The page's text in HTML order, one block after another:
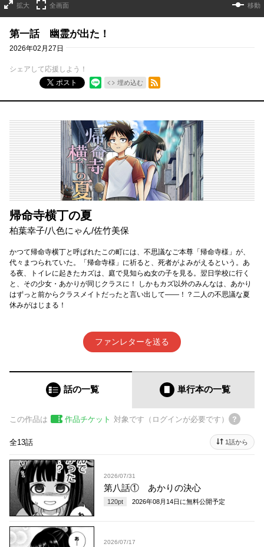
拡大 全画面 移動
第一話 幽霊が出た！
2026年02月27日
シェアして応援しよう！
ポスト
埋め込む
RSSフィード
帰命寺横丁の夏
柏葉幸子/八色にゃん/佐竹美保
かつて帰命寺横丁と呼ばれたこの町には、不思議なご本尊「帰命寺様」が、
代々まつられていた。「帰命寺様」に祈ると、死者がよみがえるという。あ
る夜、トイレに起きたカズは、庭で見知らぬ女の子を見る。翌日学校に行く
と、その少女・あかりが同じクラスに！ しかもカズ以外のみんなは、あかり
はずっと前からクラスメイトだったと言い出して――！？二人の不思議な夏
休みがはじまる！
ファンレターを送る
話の一覧 単行本の一覧
この作品は 作品チケット 対象です（ログインが必要です）
全13話 1話から
2026/07/31
第八話① あかりの決心
120pt 2026年08月14日 に無料公開予定
2026/07/17